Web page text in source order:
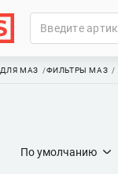
МАЗ ФИЛЬТРЫ МАЗ
По умолчанию